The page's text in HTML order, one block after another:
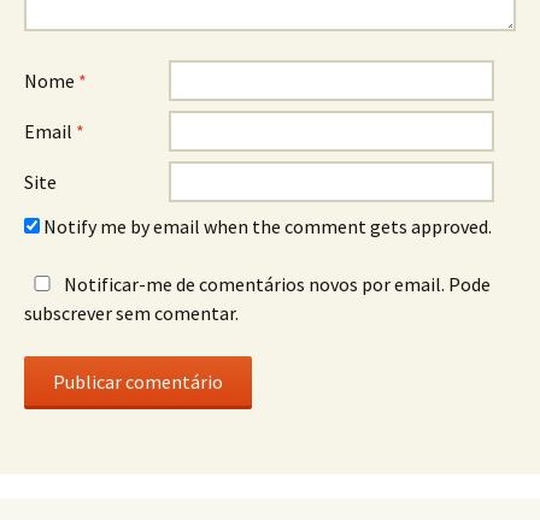
Nome *
Email *
Site
Notify me by email when the comment gets approved.
Notificar-me de comentários novos por email. Pode
subscrever sem comentar.